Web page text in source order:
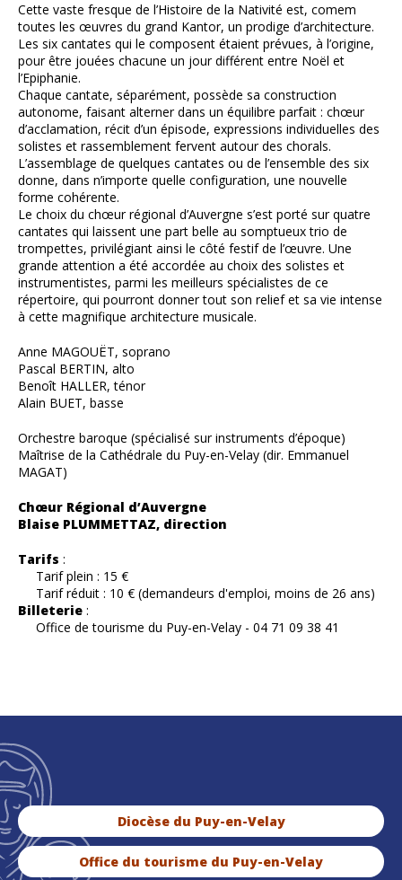
Cette vaste fresque de l’Histoire de la Nativité est, comem
toutes les œuvres du grand Kantor, un prodige d’architecture.
Les six cantates qui le composent étaient prévues, à l’origine,
pour être jouées chacune un jour différent entre Noël et
l’Epiphanie.
Chaque cantate, séparément, possède sa construction
autonome, faisant alterner dans un équilibre parfait : chœur
d’acclamation, récit d’un épisode, expressions individuelles des
solistes et rassemblement fervent autour des chorals.
L’assemblage de quelques cantates ou de l’ensemble des six
donne, dans n’importe quelle configuration, une nouvelle
forme cohérente.
Le choix du chœur régional d’Auvergne s’est porté sur quatre
cantates qui laissent une part belle au somptueux trio de
trompettes, privilégiant ainsi le côté festif de l’œuvre. Une
grande attention a été accordée au choix des solistes et
instrumentistes, parmi les meilleurs spécialistes de ce
répertoire, qui pourront donner tout son relief et sa vie intense
à cette magnifique architecture musicale.
Anne MAGOUËT, soprano
Pascal BERTIN, alto
Benoît HALLER, ténor
Alain BUET, basse
Orchestre baroque (spécialisé sur instruments d’époque)
Maîtrise de la Cathédrale du Puy-en-Velay (dir. Emmanuel
MAGAT)
Chœur Régional d’Auvergne
Blaise PLUMMETTAZ, direction
Tarifs :
Tarif plein : 15 €
Tarif réduit : 10 € (demandeurs d'emploi, moins de 26 ans)
Billeterie :
Office de tourisme du Puy-en-Velay - 04 71 09 38 41
Diocèse du Puy-en-Velay
Office du tourisme du Puy-en-Velay